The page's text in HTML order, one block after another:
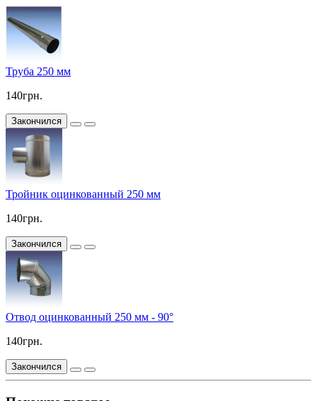
Труба 250 мм
140грн.
Закончился
Тройник оцинкованный 250 мм
140грн.
Закончился
Отвод оцинкованный 250 мм - 90°
140грн.
Закончился